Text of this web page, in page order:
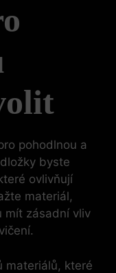
pohodlnou a
byste
ovlivňují
materiál,
mít zásadní vliv
materiálů, které